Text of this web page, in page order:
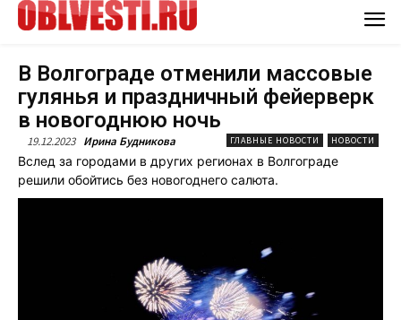
В Волгограде отменили массовые
гулянья и праздничный фейерверк
в новогоднюю ночь
19.12.2023 Ирина Будникова ГЛАВНЫЕ НОВОСТИ НОВОСТИ
Вслед за городами в других регионах в Волгограде
решили обойтись без новогоднего салюта.